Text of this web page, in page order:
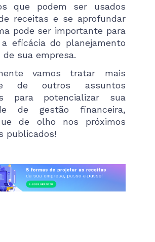
que podem ser usados
receitas e se aprofundar
pode ser importante para
eficácia do planejamento
de sua empresa.
vamos tratar mais
de outros assuntos
para potencializar sua
de gestão financeira,
de olho nos próximos
publicados!